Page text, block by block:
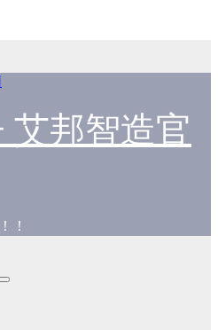
艾邦智造官
！